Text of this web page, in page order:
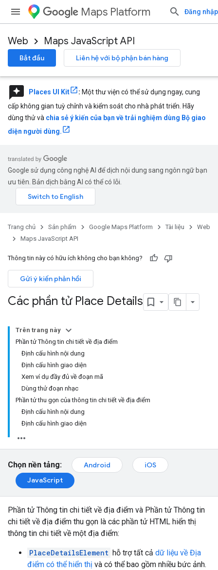
Maps Platform Đăng nhập
Web Maps JavaScript API
Bắt đầu Liên hệ với bộ phận bán hàng
reviews Places UI Kit : Một thư viện có thể sử dụng ngay, cung
cấp không gian tuỳ chỉnh và kiểm soát cho nhà phát triển. Hãy
dùng thử và chia sẻ ý kiến của bạn về trải nghiệm dùng Bộ giao
diện người dùng.
Google sử dụng công nghệ AI để dịch nội dung sang ngôn ngữ bạn
ưu tiên. Bản dịch bằng AI có thể có lỗi.
Trang chủ Sản phẩm Google Maps Platform Tài liệu
Web
Maps JavaScript API
Thông tin này có hữu ích không cho bạn không?
Gửi ý kiến phản hồi
Các phần tử Place Details
Trên trang này
Phần tử Thông tin chi tiết về địa điểm
Định cấu hình nội dung
Định cấu hình giao diện
Xem ví dụ đầy đủ về đoạn mã
Dùng thử đoạn nhạc
Phần tử thu gọn của thông tin chi tiết về địa điểm
Định cấu hình nội dung
Định cấu hình giao diện
Chọn nền tảng: Android
iOS
JavaScript
Phần tử Thông tin chi tiết về địa điểm và Phần tử Thông tin
chi tiết về địa điểm thu gọn là các phần tử HTML hiển thị
thông tin chi tiết về một địa điểm:
PlaceDetailsElement hỗ trợ tất cả dữ liệu về Địa
điểm có thể hiển thị và có thể bao gồm nhiều bức ảnh.